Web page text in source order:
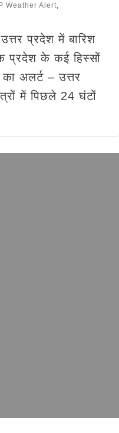
Weather Alert,
प्रदेश में बारिश
प्रदेश के कई हिस्सों
अलर्ट – उत्तर
में पिछले 24 घंटों